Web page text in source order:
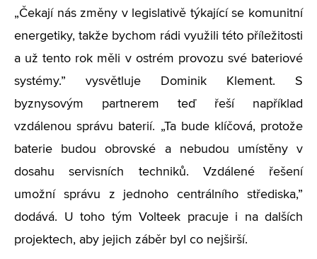
„Čekají nás změny v legislativě týkající se komunitní
energetiky, takže bychom rádi využili této příležitosti
a už tento rok měli v ostrém provozu své bateriové
systémy.” vysvětluje Dominik Klement. S
byznysovým partnerem teď řeší například
vzdálenou správu baterií. „Ta bude klíčová, protože
baterie budou obrovské a nebudou umístěny v
dosahu servisních techniků. Vzdálené řešení
umožní správu z jednoho centrálního střediska,”
dodává. U toho tým Volteek pracuje i na dalších
projektech, aby jejich záběr byl co nejširší.